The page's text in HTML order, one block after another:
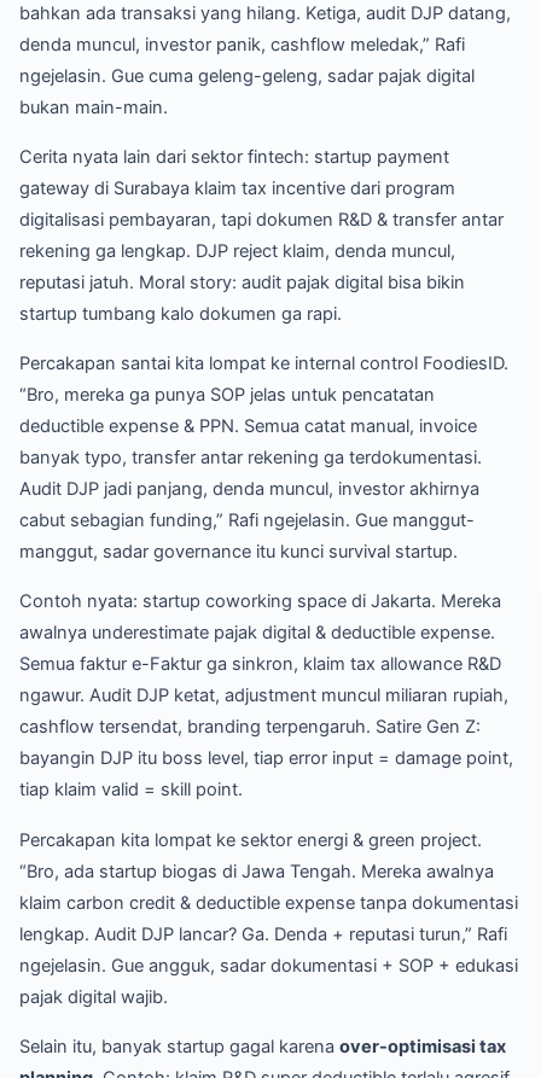
bahkan ada transaksi yang hilang. Ketiga, audit DJP datang,
denda muncul, investor panik, cashflow meledak,” Rafi
ngejelasin. Gue cuma geleng-geleng, sadar pajak digital
bukan main-main.
Cerita nyata lain dari sektor fintech: startup payment
gateway di Surabaya klaim tax incentive dari program
digitalisasi pembayaran, tapi dokumen R&D & transfer antar
rekening ga lengkap. DJP reject klaim, denda muncul,
reputasi jatuh. Moral story: audit pajak digital bisa bikin
startup tumbang kalo dokumen ga rapi.
Percakapan santai kita lompat ke internal control FoodiesID.
“Bro, mereka ga punya SOP jelas untuk pencatatan
deductible expense & PPN. Semua catat manual, invoice
banyak typo, transfer antar rekening ga terdokumentasi.
Audit DJP jadi panjang, denda muncul, investor akhirnya
cabut sebagian funding,” Rafi ngejelasin. Gue manggut-
manggut, sadar governance itu kunci survival startup.
Contoh nyata: startup coworking space di Jakarta. Mereka
awalnya underestimate pajak digital & deductible expense.
Semua faktur e-Faktur ga sinkron, klaim tax allowance R&D
ngawur. Audit DJP ketat, adjustment muncul miliaran rupiah,
cashflow tersendat, branding terpengaruh. Satire Gen Z:
bayangin DJP itu boss level, tiap error input = damage point,
tiap klaim valid = skill point.
Percakapan kita lompat ke sektor energi & green project.
“Bro, ada startup biogas di Jawa Tengah. Mereka awalnya
klaim carbon credit & deductible expense tanpa dokumentasi
lengkap. Audit DJP lancar? Ga. Denda + reputasi turun,” Rafi
ngejelasin. Gue angguk, sadar dokumentasi + SOP + edukasi
pajak digital wajib.
Selain itu, banyak startup gagal karena over-optimisasi tax